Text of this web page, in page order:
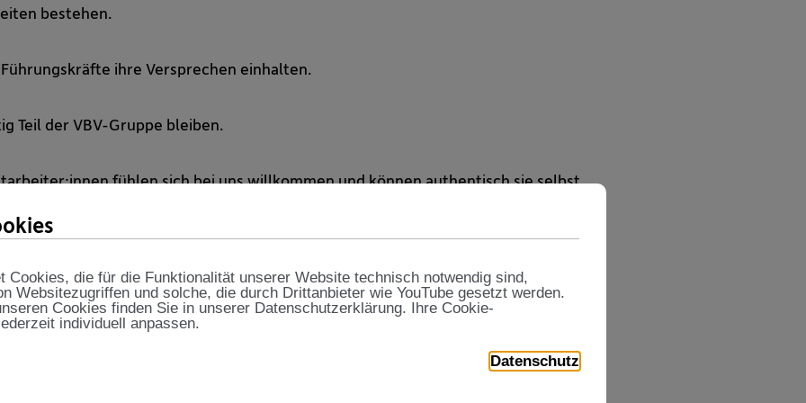
bestehen.
ihre Versprechen einhalten.
Teil der VBV-Gruppe bleiben.
fühlen sich bei uns willkommen und können authentisch sie selbst
im Arbeitsalltag.
dass 90 % unserer Mitarbeiter:innen die VBV-Gruppe als einen sehr guten
Cookies, die für die Funktionalität unserer Website technisch notwendig sind,
Websitezugriffen und solche, die durch Drittanbieter wie YouTube gesetzt werden.
Cookies finden Sie in unserer Datenschutzerklärung. Ihre Cookie-
individuell anpassen.
Datenschutz